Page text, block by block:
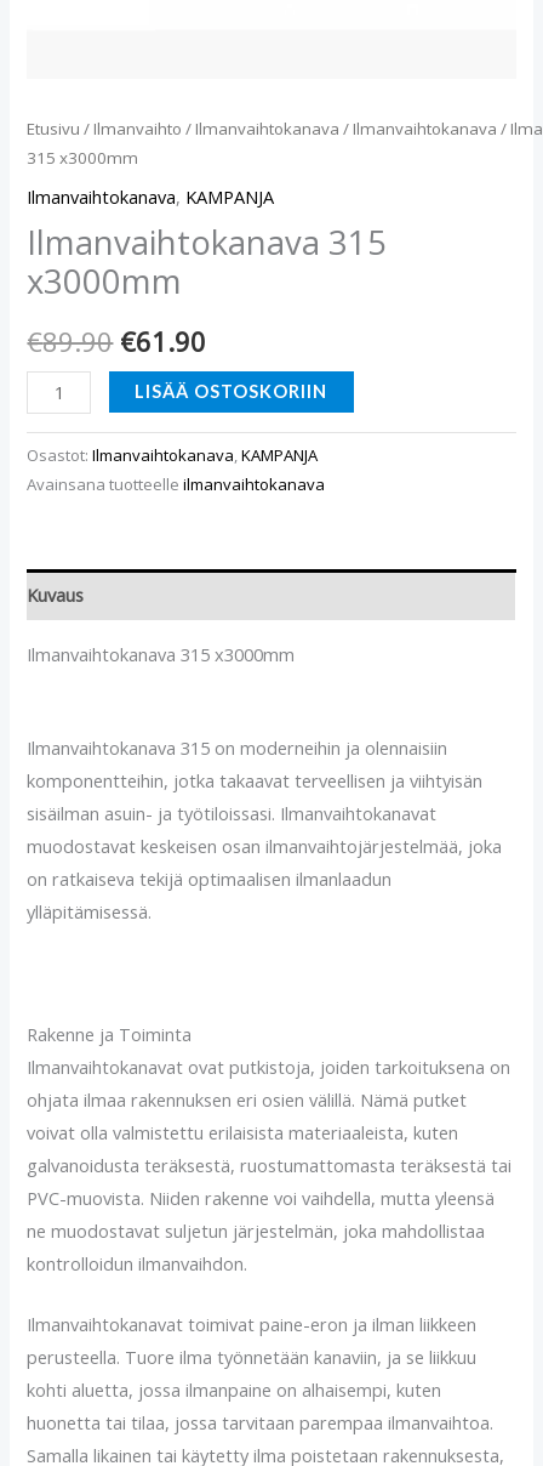
Etusivu / Ilmanvaihto / Ilmanvaihtokanava / Ilmanvaihtokanava /
315 x3000mm
Ilmanvaihtokanava, KAMPANJA
Ilmanvaihtokanava 315
x3000mm
€89.90 €61.90
LISÄÄ OSTOSKORIIN
Osastot:Ilmanvaihtokanava,KAMPANJA
Avainsana tuotteelleilmanvaihtokanava
Kuvaus
Ilmanvaihtokanava 315 x3000mm
Ilmanvaihtokanava 315 on moderneihin ja olennaisiin
komponentteihin, jotka takaavat terveellisen ja viihtyisän
sisäilman asuin- ja työtiloissasi. Ilmanvaihtokanavat
muodostavat keskeisen osan ilmanvaihtojärjestelmää, joka
on ratkaiseva tekijä optimaalisen ilmanlaadun
ylläpitämisessä.
Rakenne ja Toiminta
Ilmanvaihtokanavat ovat putkistoja, joiden tarkoituksena on
ohjata ilmaa rakennuksen eri osien välillä. Nämä putket
voivat olla valmistettu erilaisista materiaaleista, kuten
galvanoidusta teräksestä, ruostumattomasta teräksestä tai
PVC-muovista. Niiden rakenne voi vaihdella, mutta yleensä
ne muodostavat suljetun järjestelmän, joka mahdollistaa
kontrolloidun ilmanvaihdon.
Ilmanvaihtokanavat toimivat paine-eron ja ilman liikkeen
perusteella. Tuore ilma työnnetään kanaviin, ja se liikkuu
kohti aluetta, jossa ilmanpaine on alhaisempi, kuten
huonetta tai tilaa, jossa tarvitaan parempaa ilmanvaihtoa.
Samalla likainen tai käytetty ilma poistetaan rakennuksesta,